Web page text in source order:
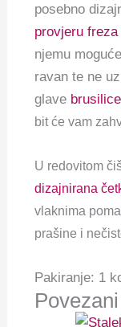
posebno
provjeru
njemu
ravan te ne
glave brusilice
bit će vam
U redovitom
dizajnirana
vlaknima
prašine i
Pakiranje: 1